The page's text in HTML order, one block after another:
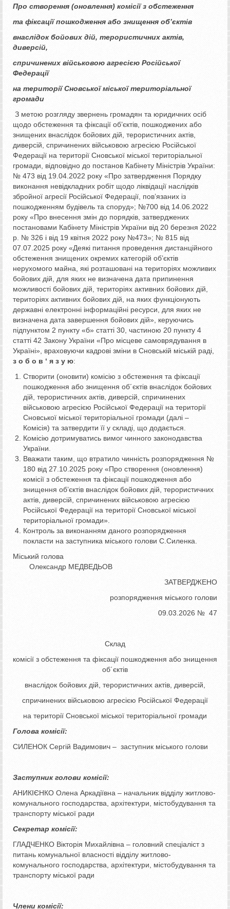
Про створення (оновлення) комісії з обстеження
та фіксації пошкодження або знищення об’єктів
внаслідок бойових дій, терористичних актів,
диверсій,
спричинених військовою агресією Російської
Федерації
на території Сновської міської територіальної
громади
З метою розгляду звернень громадян та юридичних осіб
щодо обстеження та фіксації об’єктів, пошкоджених або
знищених внаслідок бойових дій, терористичних актів,
диверсій, спричинених військовою агресією Російської
Федерації на території Сновської міської територіальної
громади, відповідно до постанов Кабінету Міністрів України:
№ 473 від 19.04.2022 року «Про затвердження Порядку
виконання невідкладних робіт щодо ліквідації наслідків
збройної агресії Російської Федерації, пов’язаних із
пошкодженням будівель та споруд»; №700 від 14.06.2022
року «Про внесення змін до порядків, затверджених
постановами Кабінету Міністрів України від 20 березня 2022
р. № 326 і від 19 квітня 2022 року №473»; № 815 від
07.07.2025 року «Деякі питання проведення дистанційного
обстеження знищених окремих категорій об’єктів
нерухомого майна, які розташовані на територіях можливих
бойових дій, для яких не визначена дата припинення
можливості бойових дій, територіях активних бойових дій,
територіях активних бойових дій, на яких функціонують
державні електронні інформаційні ресурси, для яких не
визначена дата завершення бойових дій», керуючись
підпунктом 2 пункту «б» статті 30, частиною 20 пункту 4
статті 42 Закону України «Про місцеве самоврядування в
Україні», враховуючи кадрові зміни в Сновській міській раді,
з о б о в ‘ я з у ю:
Створити (оновити) комісію з обстеження та фіксації
пошкодження або знищення об´єктів внаслідок бойових
дій, терористичних актів, диверсій, спричинених
військовою агресією Російської Федерації на території
Сновської міської територіальної громади (далі –
Комісія) та затвердити її у складі, що додається.
Комісію дотримуватись вимог чинного законодавства
України.
Вважати таким, що втратило чинність розпорядження №
180 від 27.10.2025 року «Про створення (оновлення)
комісії з обстеження та фіксації пошкодження або
знищення об’єктів внаслідок бойових дій, терористичних
актів, диверсій, спричинених військовою агресією
Російської Федерації на території Сновської міської
територіальної громади».
Контроль за виконанням даного розпорядження
покласти на заступника міського голови С.Силенка.
Міський голова
Олександр МЕДВЕДЬОВ
ЗАТВЕРДЖЕНО
розпорядження міського голови
09.03.2026 № 47
Склад
комісії з обстеження та фіксації пошкодження або знищення
об´єктів
внаслідок бойових дій, терористичних актів, диверсій,
спричинених військовою агресією Російської Федерації
на території Сновської міської територіальної громади
Голова комісії:
СИЛЕНОК Сергій Вадимович – заступник міського голови
Заступник голови комісії:
АНИКІЄНКО Олена Аркадіївна – начальник відділу житлово-
комунального господарства, архітектури, містобудування та
транспорту міської ради
Секретар комісії:
ГЛАДЧЕНКО Вікторія Михайлівна – головний спеціаліст з
питань комунальної власності відділу житлово-
комунального господарства, архітектури, містобудування та
транспорту міської ради
Члени комісії: